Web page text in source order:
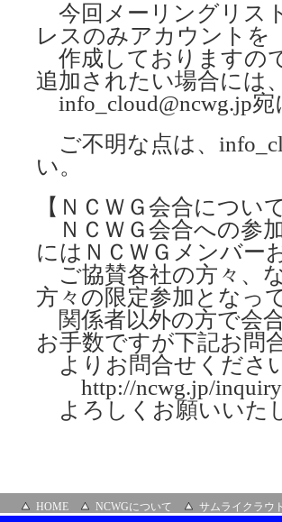
今回メーリングリス
レスのみアカウントを
作成しておりますの
追加されたい場合には、
info_cloud@ncwg.jp
ご不明な点は、
い。
【ＮＣＷＧ会合につい
ＮＣＷＧ会合への参
にはＮＣＷＧメンバー
ご協賛各社の方々、
方々の限定参加となっ
関係者以外の方で会
お手数ですが下記お問
よりお問合せくださ
http://ncwg.jp/inquiry
よろしくお願いいた
HOME NCWGについて サムライクラウ